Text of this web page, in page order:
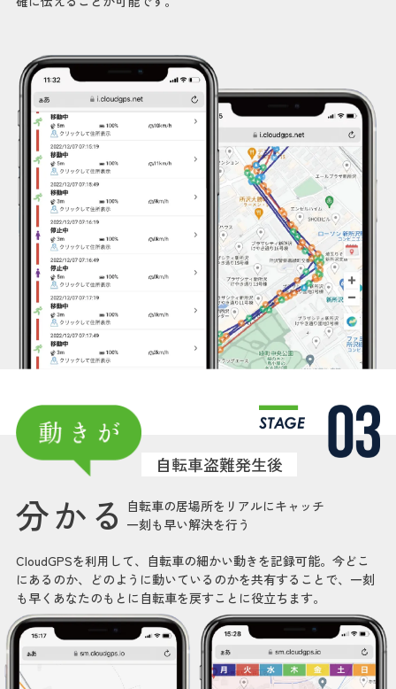
自転車盗難発生後
分かる 自転車の居場所をリアルにキャッチ
一刻も早い解決を行う
CloudGPSを利用して、自転車の細かい動きを記録可能。今どこ
にあるのか、どのように動いているのかを共有することで、一刻
も早くあなたのもとに自転車を戻すことに役立ちます。